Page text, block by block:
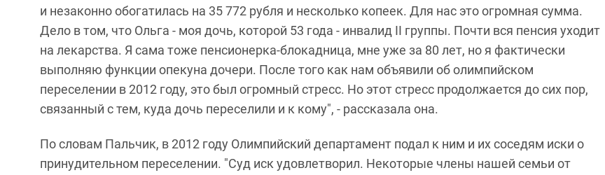
и незаконно обогатилась на 35 772 рубля и несколько копеек. Для нас это огромная сумма.
Дело в том, что Ольга - моя дочь, которой 53 года - инвалид II группы. Почти вся пенсия уходит
на лекарства. Я сама тоже пенсионерка-блокадница, мне уже за 80 лет, но я фактически
выполняю функции опекуна дочери. После того как нам объявили об олимпийском
переселении в 2012 году, это был огромный стресс. Но этот стресс продолжается до сих пор,
связанный с тем, куда дочь переселили и к кому", - рассказала она.
По словам Пальчик, в 2012 году Олимпийский департамент подал к ним и их соседям иски о
принудительном переселении. "Суд иск удовлетворил. Некоторые члены нашей семьи от